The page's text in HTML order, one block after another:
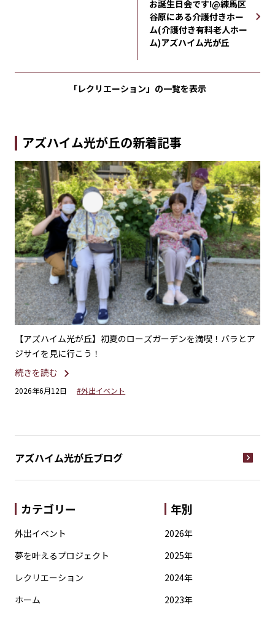
お誕生日会です!@練馬区
谷原にある介護付きホー
ム(介護付き有料老人ホー
ム)アズハイム光が丘
「レクリエーション」の一覧を表示
アズハイム光が丘の新着記事
【アズハイム光が丘】初夏のローズガーデンを満喫！バラとア
ジサイを見に行こう！
続きを読む
2026年6月12日 #外出イベント
アズハイム光が丘ブログ
カテゴリー
外出イベント
夢を叶えるプロジェクト
レクリエーション
ホーム
年別
2026年
2025年
2024年
2023年